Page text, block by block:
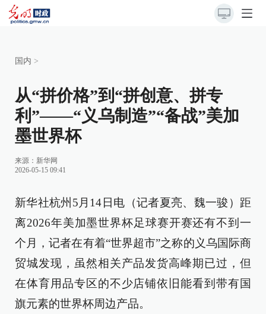
国内 >
从“拼价格”到“拼创意、拼专
利”——“义乌制造”“备战”美加
墨世界杯
来源： 新华网
2026-05-15 09:41
新华社杭州5月14日电（记者夏亮、魏一骏）距
离2026年美加墨世界杯足球赛开赛还有不到一
个月，记者在有着“世界超市”之称的义乌国际商
贸城发现，虽然相关产品发货高峰期已过，但
在体育用品专区的不少店铺依旧能看到带有国
旗元素的世界杯周边产品。